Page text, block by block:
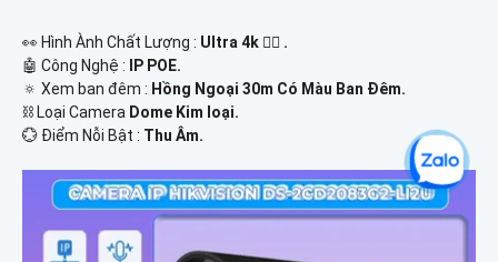
️👀 Hình Ành Chất Lượng : Ultra 4k 👍🏾 .
🤖️ Công Nghệ :
IP POE.
🔅 Xem ban đêm : Hồng Ngoại 30m Có Màu Ban Ðêm.
⛓ Loại Camera Dome Kim loại.
️💮 Điểm Nỗi Bật : Thu Âm.